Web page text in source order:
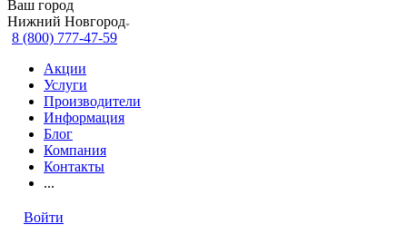
Ваш город
Нижний Новгород
8 (800) 777-47-59
Акции
Услуги
Производители
Информация
Блог
Компания
Контакты
...
Войти